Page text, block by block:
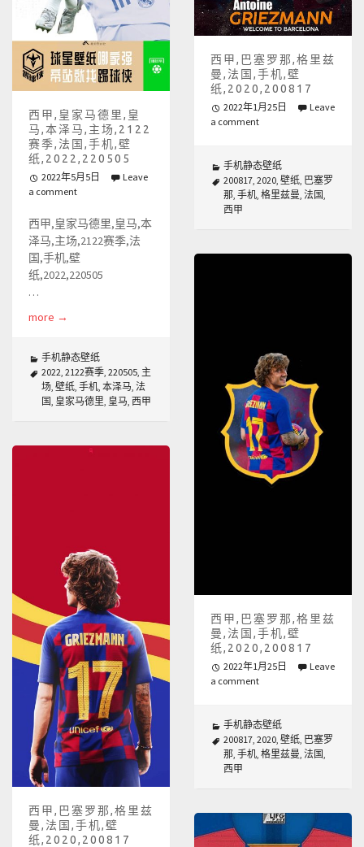
西甲,皇家马德里,皇
马,本泽马,主场,2122
赛季,法国,手机,壁
纸,2022,220505
2022年5月5日
Leave
a comment
西甲,皇家马德里,皇马,本
泽马,主场,2122赛季,法
国,手机,壁
纸,2022,220505
…
more →
手机静态壁纸
2022 2122赛季 220505 主
场 壁纸 手机 本泽马 法
国 皇家马德里 皇马 西甲
西甲,巴塞罗那,格里兹
曼,法国,手机,壁
纸,2020,200817
2022年1月25日
Leave
a comment
手机静态壁纸
200817, 2020, 壁纸, 巴塞罗
那, 手机, 格里兹曼, 法国,
西甲
西甲,巴塞罗那,格里兹
曼,法国,手机,壁
纸,2020,200817
2022年1月25日
Leave
a comment
手机静态壁纸
200817, 2020, 壁纸, 巴塞罗
那, 手机, 格里兹曼, 法国,
西甲
西甲,巴塞罗那,格里兹
曼,法国,手机,壁
纸,2020,200817